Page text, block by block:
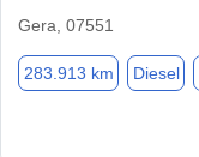
Gera, 07551
283.913 km Diesel